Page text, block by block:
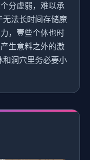
分虚弱，难以承
法长时间存储魔
，壹些个体也时
生意料之外的激
洞穴里务必要小